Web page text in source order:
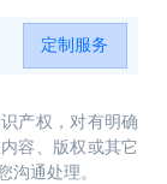
定制服务
产权，对有明确
容、版权或其它
通处理。